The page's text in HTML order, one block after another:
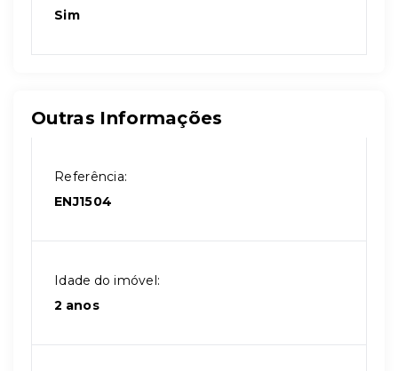
Sim
Outras Informações
Referência:
ENJ1504
Idade do imóvel:
2 anos